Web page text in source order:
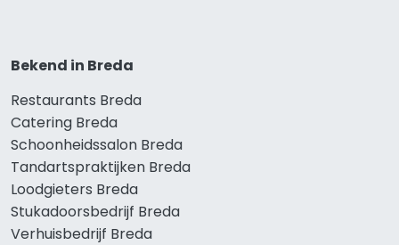
Bekend in Breda
Restaurants Breda
Catering Breda
Schoonheidssalon Breda
Tandartspraktijken Breda
Loodgieters Breda
Stukadoorsbedrijf Breda
Verhuisbedrijf Breda